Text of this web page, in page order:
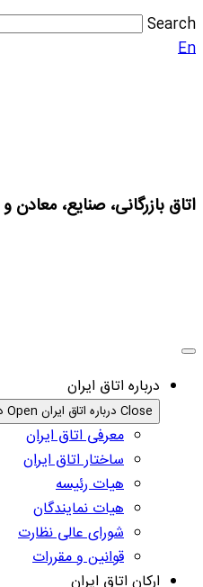
Search
En
اتاق بازرگانی، صنایع، معادن
درباره اتاق ایران
Close درباره اتاق ایران Open درباره اتاق ایران
معرفی اتاق ایران
ساختار اتاق ایران
هیات رئیسه
هیات نمایندگان
شورای عالی نظارت
قوانین و مقررات
ارکان اتاق ایران